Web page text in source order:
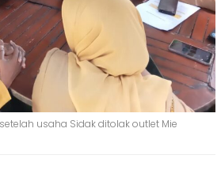
usaha Sidak ditolak outlet Mie